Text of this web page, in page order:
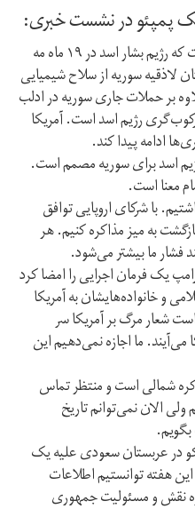
پمپئو در نشست خبری:
آمریکا به این نتیجه رسیده است که رژیم بشار اسد در ۱۹ ماه مه
لاذقیه سوریه از سلاح شیمیایی
بر حملات جاری سوریه در ادلب
رژیم اسد است. آمریکا
ادامه پیدا کند.
اسد برای سوریه مصمم است.
معنا است.
با شرکای اروپایی توافق
به میز مذاکره کنیم. هر
فشار ما بیشتر می‌شود.
یک فرمان اجرایی را امضا کرد
و خانواده‌هایشان به آمریکا
آن‌ها ۴۰ سال است شعار مرگ بر آمریکا سر
ما اجازه نمی‌دهیم این
کره شمالی است و منتظر تماس
الان نمی‌توانم تاریخ
در عربستان سعودی علیه یک
هفته توانستیم اطلاعات
نقش و مسئولیت جمهوری